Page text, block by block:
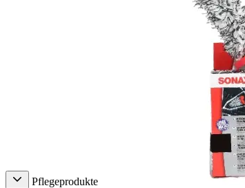
Pflegeprodukte